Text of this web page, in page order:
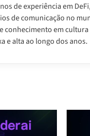
de experiência em
de comunicação no
conhecimento em
e alta ao longo dos anos.